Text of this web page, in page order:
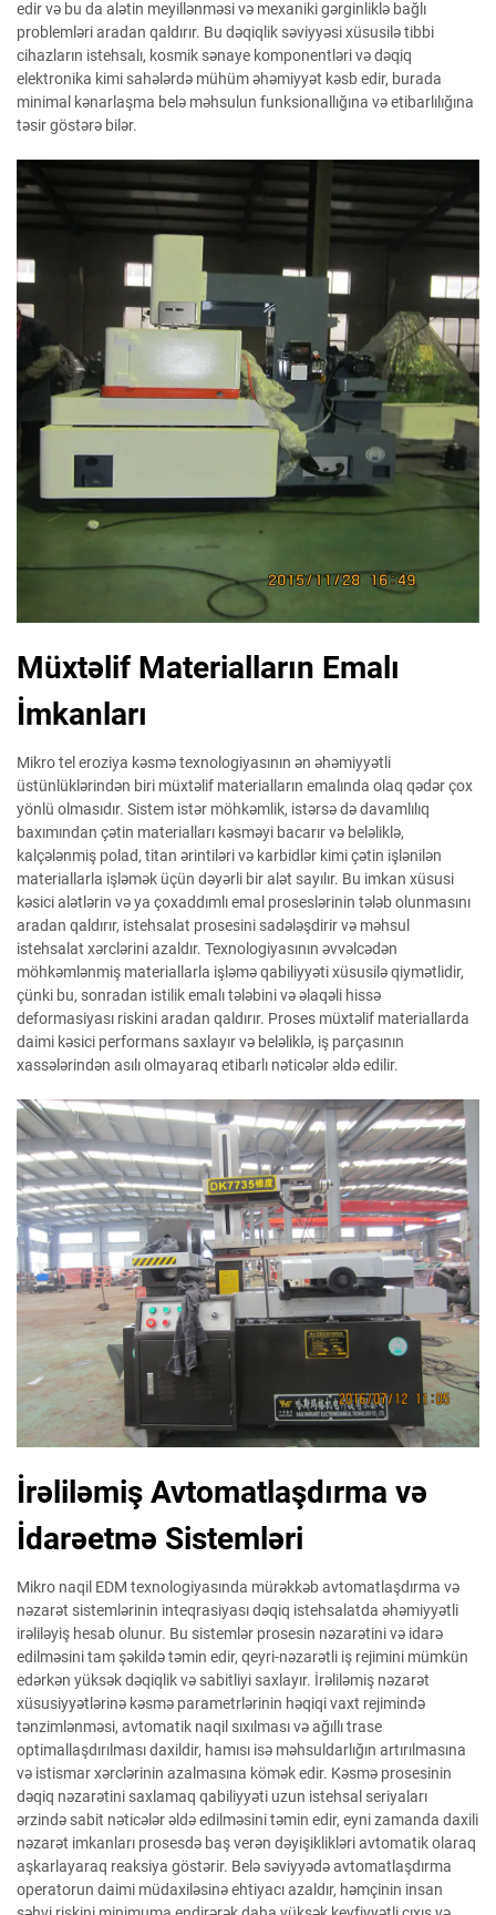
edir və bu da alətin meyillənməsi və mexaniki gərginliklə bağlı
problemləri aradan qaldırır. Bu dəqiqlik səviyyəsi xüsusilə tibbi
cihazların istehsalı, kosmik sənaye komponentləri və dəqiq
elektronika kimi sahələrdə mühüm əhəmiyyət kəsb edir, burada
minimal kənarlaşma belə məhsulun funksionallığına və etibarlılığına
təsir göstərə bilər.
Müxtəlif Materialların Emalı
İmkanları
Mikro tel eroziya kəsmə texnologiyasının ən əhəmiyyətli
üstünlüklərindən biri müxtəlif materialların emalında olaq qədər çox
yönlü olmasıdır. Sistem istər möhkəmlik, istərsə də davamlılıq
baxımından çətin materialları kəsməyi bacarır və beləliklə,
kalçələnmiş polad, titan ərintiləri və karbidlər kimi çətin işlənilən
materiallarla işləmək üçün dəyərli bir alət sayılır. Bu imkan xüsusi
kəsici alətlərin və ya çoxaddımlı emal proseslərinin tələb olunmasını
aradan qaldırır, istehsalat prosesini sadələşdirir və məhsul
istehsalat xərclərini azaldır. Texnologiyasının əvvəlcədən
möhkəmlənmiş materiallarla işləmə qabiliyyəti xüsusilə qiymətlidir,
çünki bu, sonradan istilik emalı tələbini və əlaqəli hissə
deformasiyası riskini aradan qaldırır. Proses müxtəlif materiallarda
daimi kəsici performans saxlayır və beləliklə, iş parçasının
xassələrindən asılı olmayaraq etibarlı nəticələr əldə edilir.
İrəliləmiş Avtomatlaşdırma və
İdarəetmə Sistemləri
Mikro naqil EDM texnologiyasında mürəkkəb avtomatlaşdırma və
nəzarət sistemlərinin inteqrasiyası dəqiq istehsalatda əhəmiyyətli
irəliləyiş hesab olunur. Bu sistemlər prosesin nəzarətini və idarə
edilməsini tam şəkildə təmin edir, qeyri-nəzarətli iş rejimini mümkün
edərkən yüksək dəqiqlik və sabitliyi saxlayır. İrəliləmiş nəzarət
xüsusiyyətlərinə kəsmə parametrlərinin həqiqi vaxt rejimində
tənzimlənməsi, avtomatik naqil sıxılması və ağıllı trase
optimallaşdırılması daxildir, hamısı isə məhsuldarlığın artırılmasına
və istismar xərclərinin azalmasına kömək edir. Kəsmə prosesinin
dəqiq nəzarətini saxlamaq qabiliyyəti uzun istehsal seriyaları
ərzində sabit nəticələr əldə edilməsini təmin edir, eyni zamanda daxili
nəzarət imkanları prosesdə baş verən dəyişiklikləri avtomatik olaraq
aşkarlayaraq reaksiya göstərir. Belə səviyyədə avtomatlaşdırma
operatorun daimi müdaxiləsinə ehtiyacı azaldır, həmçinin insan